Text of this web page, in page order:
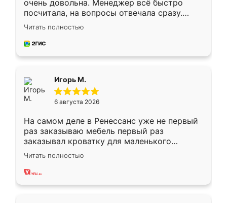
очень довольна. Менеджер всё быстро
посчитала, на вопросы отвечала сразу.
Замерщик приехал в субботу, подошёл к
делу со всей ответственностью. Собрали
за день, ребята работали аккуратно, даже
Читать полностью
Игорь М.
6 августа 2026
На самом деле в Ренессанс уже не первый
раз заказываю мебель первый раз
заказывал кроватку для маленького
ребёнка при его рождении ,во второй раз
заказал шкаф-купе. По качеству очень
хорошее сборка достаточно быстрая,
Читать полностью